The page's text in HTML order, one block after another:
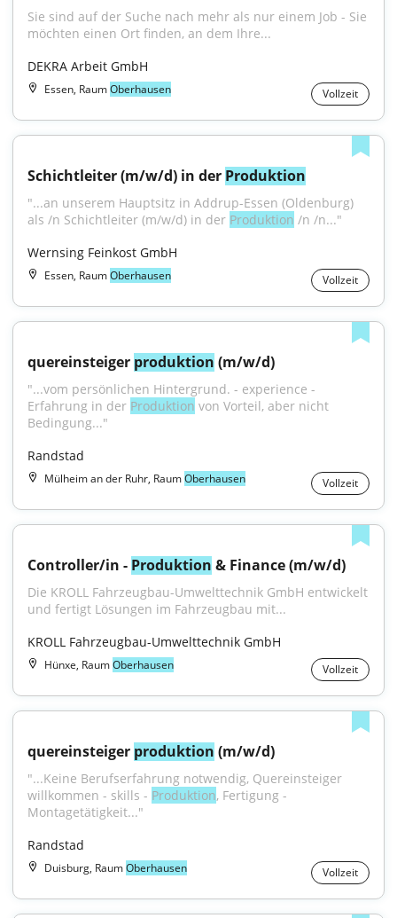
Sie sind auf der Suche nach mehr als nur einem Job - Sie
möchten einen Ort finden, an dem Ihre...
DEKRA Arbeit GmbH
Essen, RaumOberhausen Vollzeit
Schichtleiter (m/w/d) in der Produktion
"...an unserem Hauptsitz in Addrup-Essen (Oldenburg)
als /n Schichtleiter (m/w/d) in der Produktion /n /n..."
Wernsing Feinkost GmbH
Essen, RaumOberhausen Vollzeit
quereinsteiger produktion (m/w/d)
"...vom persönlichen Hintergrund. - experience -
Erfahrung in der Produktion von Vorteil, aber nicht
Bedingung..."
Randstad
Mülheim an der Ruhr, RaumOberhausen Vollzeit
Controller/in - Produktion & Finance (m/w/d)
Die KROLL Fahrzeugbau-Umwelttechnik GmbH entwickelt
und fertigt Lösungen im Fahrzeugbau mit...
KROLL Fahrzeugbau-Umwelttechnik GmbH
Hünxe, RaumOberhausen Vollzeit
quereinsteiger produktion (m/w/d)
"...Keine Berufserfahrung notwendig, Quereinsteiger
willkommen - skills - Produktion, Fertigung -
Montagetätigkeit..."
Randstad
Duisburg, RaumOberhausen Vollzeit